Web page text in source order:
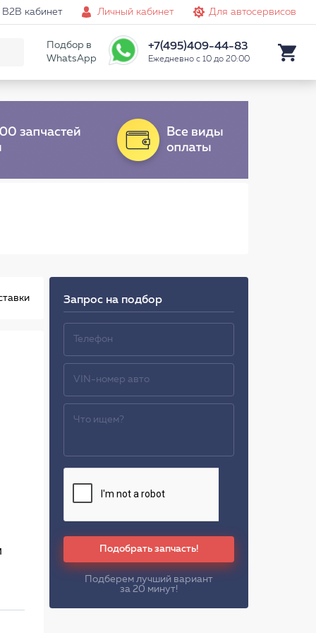
B2B кабинет Личный кабинет Для автосервисов
Подбор в
WhatsApp
+7(495)409-44-83
Ежедневно с 10 до 20:00
Запрос на подбор
Подобрать запчасть!
Подберем лучший вариант
за 20 минут!